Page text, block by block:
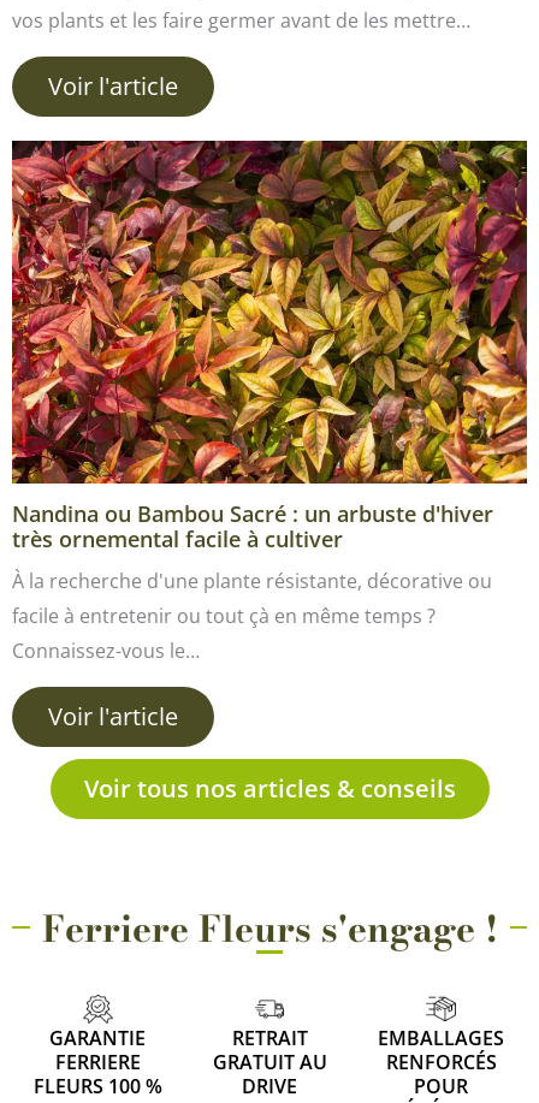
vos plants et les faire germer avant de les mettre…
Voir l'article
Nandina ou Bambou Sacré : un arbuste d'hiver
très ornemental facile à cultiver
À la recherche d'une plante résistante, décorative ou
facile à entretenir ou tout çà en même temps ?
Connaissez-vous le…
Voir l'article
Voir tous nos articles & conseils
Ferriere Fleurs s'engage !
GARANTIE
FERRIERE
FLEURS 100 %
RETRAIT
GRATUIT AU
DRIVE
EMBALLAGES
RENFORCÉS
POUR